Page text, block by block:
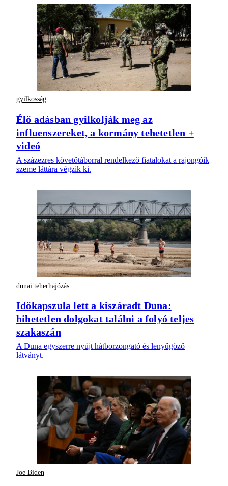
gyilkosság
Élő adásban gyilkolják meg az
influenszereket, a kormány tehetetlen +
videó
A százezres követőtáborral rendelkező fiatalokat a rajongóik
szeme láttára végzik ki.
dunai teherhajózás
Időkapszula lett a kiszáradt Duna:
hihetetlen dolgokat találni a folyó teljes
szakaszán
A Duna egyszerre nyújt hátborzongató és lenyűgöző
látványt.
Joe Biden